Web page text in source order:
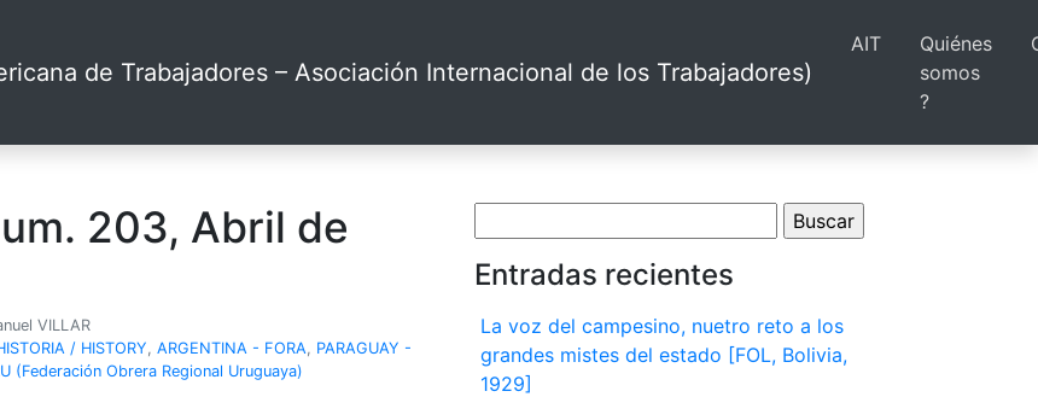
de Trabajadores – Asociación Internacional de los Trabajadores)
AIT
Quiénes
somos
?
203, Abril de
VILLAR
/ HISTORY, ARGENTINA - FORA, PARAGUAY -
(Federación Obrera Regional Uruguaya)
Entradas recientes
La voz del campesino, nuetro reto a los
grandes mistes del estado [FOL, Bolivia,
1929]